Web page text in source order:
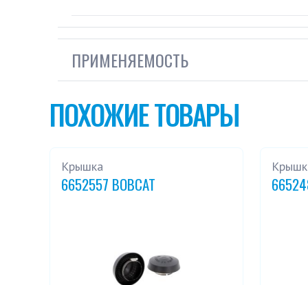
ПРИМЕНЯЕМОСТЬ
ПОХОЖИЕ ТОВАРЫ
Крышка
6652557 BOBCAT